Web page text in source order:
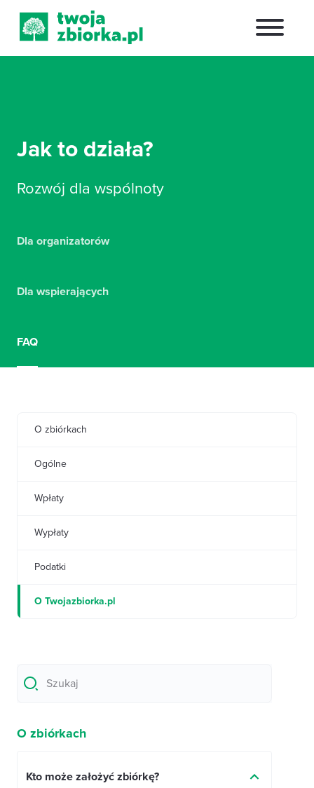
Jak to działa?
Rozwój dla wspólnoty
Dla organizatorów
Dla wspierających
FAQ
Szukaj
O zbiórkach
Kto może założyć zbiórkę?
O zbiórkach
Ogólne
Wpłaty
Wypłaty
Podatki
O Twojazbiorka.pl